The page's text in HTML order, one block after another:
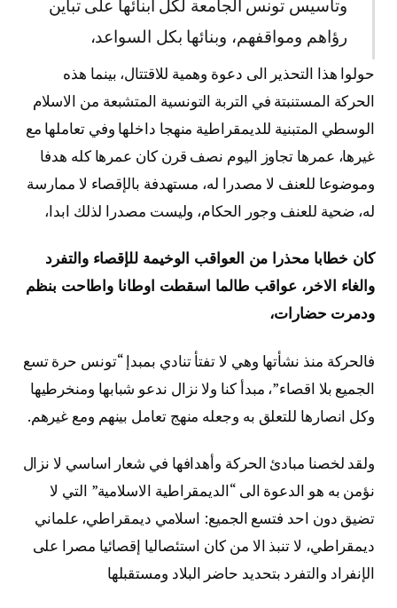
وتاسيس تونس الجامعة لكل ابنائها على تباين
رؤاهم ومواقفهم، وبنائها بكل السواعد،
حولوا هذا التحذير الى دعوة وهمية للاقتتال، بينما هذه
الحركة المستنبتة في التربة التونسية المتشبعة من الاسلام
الوسطي المتبنية للديمقراطية منهجا داخلها وفي تعاملها مع
غيرها، عمرها تجاوز اليوم نصف قرن كان عمرها كله هدفا
وموضوعا للعنف لا مصدرا له، مستهدفة بالإقصاء لا ممارسة
له، ضحية للعنف وجور الحكام، وليست مصدرا لذلك ابدا،
كان خطابا محذرا من العواقب الوخيمة للإقصاء والتفرد
والغاء الاخر، عواقب طالما اسقطت اوطانا واطاحت بنظم
ودمرت حضارات،
فالحركة منذ نشأتها وهي لا تفتأ تنادي بمبدإ “تونس حرة تسع
الجميع بلا اقصاء”، مبدأ كنا ولا نزال ندعو شبابها ومنخرطيها
وكل انصارها للتعلق به وجعله منهج تعامل بينهم ومع غيرهم.
ولقد لخصنا مبادئ الحركة وأهدافها في شعار اساسي لا نزال
نؤمن به هو الدعوة الى “الديمقراطية الاسلامية” التي لا
تضيق دون احد فتسع الجميع: اسلامي ديمقراطي، علماني
ديمقراطي، لا تنبذ الا من كان استئصاليا إقصائيا مصرا على
الإنفراد والتفرد بتحديد حاضر البلاد ومستقبلها